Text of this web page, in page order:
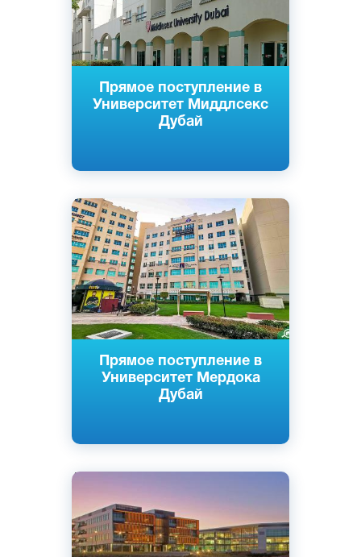
Прямое поступление в
Университет Миддлсекс
Дубай
Прямое поступление в
Университет Мердока
Дубай
Английский
Дубай, ОАЭ
Частный
Английский
Частный